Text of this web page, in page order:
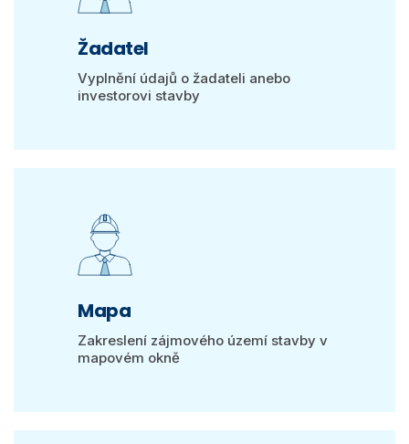
Žadatel
Vyplnění údajů o žadateli anebo
investorovi stavby
Mapa
Zakreslení zájmového území stavby v
mapovém okně